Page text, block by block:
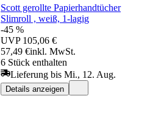
Scott gerollte Papierhandtücher
Slimroll , weiß, 1-lagig
-45 %
UVP 105,06 €
57,49 €inkl. MwSt.
6 Stück enthalten
Lieferung bis Mi., 12. Aug.
Details anzeigen